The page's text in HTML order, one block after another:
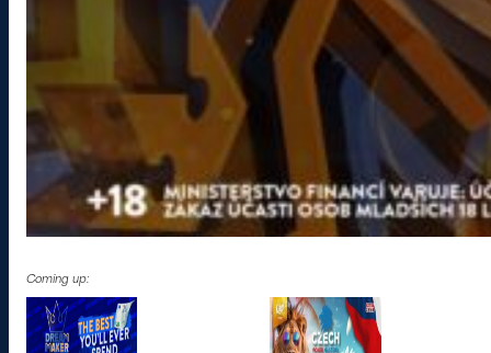
Coming up: